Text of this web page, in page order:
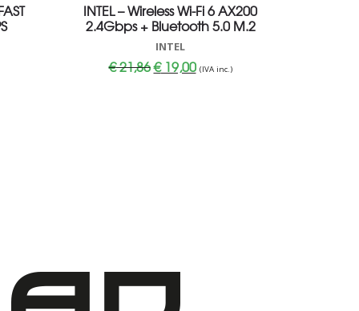
INTEL – Wireless Wi-Fi 6 AX200
2.4Gbps + Bluetooth 5.0 M.2
INTEL
€21,86Il
prezzo
€19,00Il
prezzo
(IVA inc.)